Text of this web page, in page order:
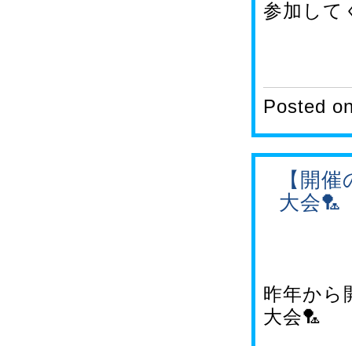
参加して
Posted
【開
大会🏸
昨年から
大会🏸